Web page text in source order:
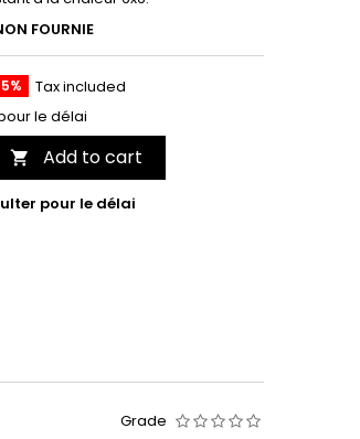
FOURNIE
Tax included
le délai
 Add to cart
pour le délai
Grade